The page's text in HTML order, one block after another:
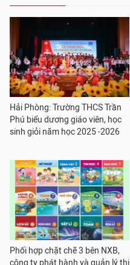
Hải Phòng: Trường THCS Trần
Phú biểu dương giáo viên, học
sinh giỏi năm học 2025 -2026
Phối hợp chặt chẽ 3 bên NXB,
công ty phát hành và quản lý thị